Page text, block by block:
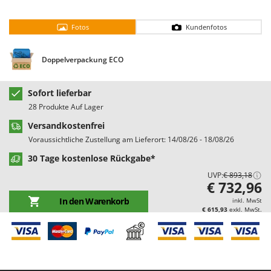
Brutmaschinen Inkubatoren
D Dampfreiniger und Dampfbesen
Elektrische Tauchpumpen
Erdbohrer
Feder Grubber
Feldspritzen für Pflanzenschutz
Fensterreiniger
Batavia
Beper
Berkel
Bernardi
Besser Vacuum
Bestway
Bissell
Black & Decker
BlackStone
Fotos Kundenfotos
Doppelverpackung ECO
Sofort lieferbar
28 Produkte Auf Lager
Versandkostenfrei
Voraussichtliche Zustellung am Lieferort: 14/08/26 - 18/08/26
30 Tage kostenlose Rückgabe*
UVP:€ 893,18
In den Warenkorb
€ 732,96
inkl. MwSt
€ 615,93 exkl. MwSt.